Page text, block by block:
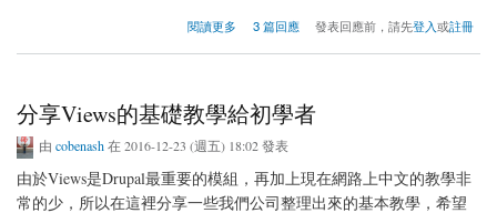
閱讀更多 3 篇回應 發表回應前，請先登入或註冊
分享Views的基礎教學給初學者
由 cobenash在 2016-12-23 (週五) 18:02 發表
由於Views是Drupal最重要的模組，再加上現在網路上中文的教學非
常的少，所以在這裡分享一些我們公司整理出來的基本教學，希望